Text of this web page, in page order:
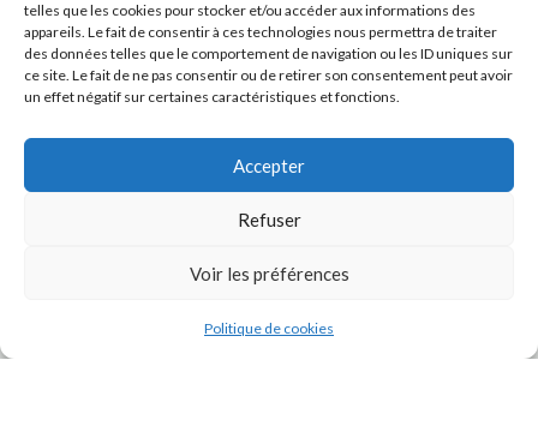
telles que les cookies pour stocker et/ou accéder aux informations des
appareils. Le fait de consentir à ces technologies nous permettra de traiter
des données telles que le comportement de navigation ou les ID uniques sur
ce site. Le fait de ne pas consentir ou de retirer son consentement peut avoir
un effet négatif sur certaines caractéristiques et fonctions.
Accepter
Refuser
Voir les préférences
Politique de cookies
J'accepte laPolitique de confidentialitéde ce site.
INSTAGRAM